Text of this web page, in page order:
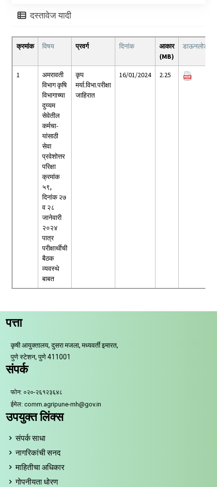
दस्तावेज यादी
क्रमांक विषय प्रवर्ग दिनांक
आकार
(MB)
डाऊनलोड
1
अमरावती
विभाग कृषि
विभागाच्या
दुय्यम
सेवेतील
कर्मचा-
यांसाठी
सेवा
प्रवेशोत्तर
परिक्षा
क्रमांक
५९,
दिनांक २७
व २८
जानेवारी
२०२४
पात्र
परीक्षार्थीची
बैठक
व्यवस्थे
बाबत
कृप
मर्या.विभा.परीक्षा
जाहिरात
16/01/2024 2.25
पत्ता
कृषी आयुक्तालय, दुसरा मजला, मध्यवर्ती इमारत,
पुणे स्टेशन, पुणे 411001
संपर्क
फोन: ०२०-२६१२३६४८
ईमेल: comm.agripune-mh@gov.in
उपयुक्त लिंक्स
संपर्क साधा
नागरिकांची सनद
माहितीचा अधिकार
गोपनीयता धोरण